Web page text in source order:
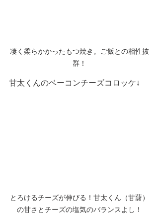
凄く柔らかかったもつ焼き。ご飯との相性抜
群！
甘太くんのベーコンチーズコロッケ↓
とろけるチーズが伸びる！甘太くん（甘藷）
の甘さとチーズの塩気のバランスよし！